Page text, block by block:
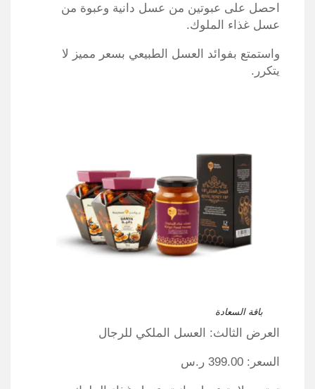
احصل على عبوتين من عسل دانية وعبوة من
عسل غذاء الملوك.
واستمتع بفوائد العسل الطبيعي بسعر مميز لا
يتكرر.
باقة السعادة
العرض الثالث: العسل الملكي للرجال
السعر: 399.00 ر.س